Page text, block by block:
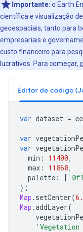
Importante: o Earth
científica e visualização
geoespaciais, tanto para
empresariais e
custo financeiro para
lucrativos. Para começar,
var dataset = ee
var
var
min : 11400,
max : 11868,
palette : [
};
Map . setCenter(
Map .addLayer(
'Vegetation